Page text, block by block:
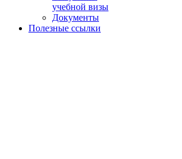
учебной визы
Документы
Полезные ссылки